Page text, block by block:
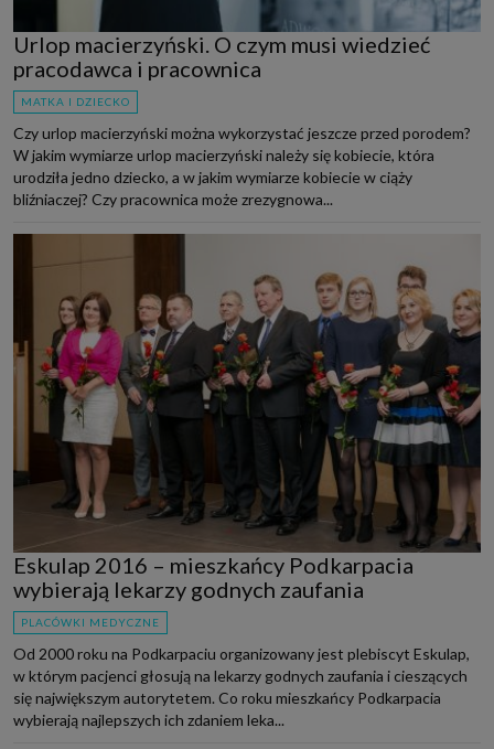
Urlop macierzyński. O czym musi wiedzieć
pracodawca i pracownica
MATKA I DZIECKO
Czy urlop macierzyński można wykorzystać jeszcze przed porodem?
W jakim wymiarze urlop macierzyński należy się kobiecie, która
urodziła jedno dziecko, a w jakim wymiarze kobiecie w ciąży
bliźniaczej? Czy pracownica może zrezygnowa...
Eskulap 2016 – mieszkańcy Podkarpacia
wybierają lekarzy godnych zaufania
PLACÓWKI MEDYCZNE
Od 2000 roku na Podkarpaciu organizowany jest plebiscyt Eskulap,
w którym pacjenci głosują na lekarzy godnych zaufania i cieszących
się największym autorytetem. Co roku mieszkańcy Podkarpacia
wybierają najlepszych ich zdaniem leka...